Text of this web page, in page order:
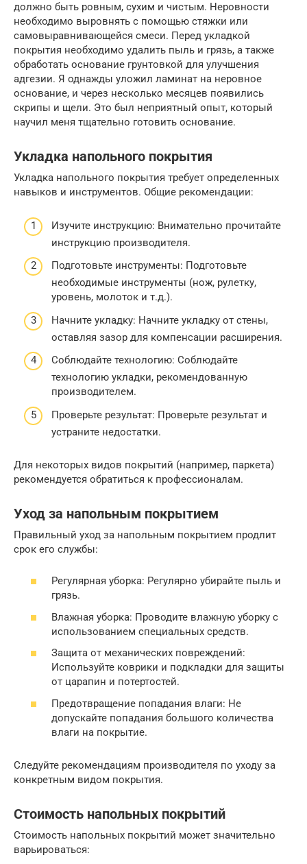
должно быть ровным, сухим и чистым. Неровности
необходимо выровнять с помощью стяжки или
самовыравнивающейся смеси. Перед укладкой
покрытия необходимо удалить пыль и грязь, а также
обработать основание грунтовкой для улучшения
адгезии. Я однажды уложил ламинат на неровное
основание, и через несколько месяцев появились
скрипы и щели. Это был неприятный опыт, который
научил меня тщательно готовить основание.
Укладка напольного покрытия
Укладка напольного покрытия требует определенных
навыков и инструментов. Общие рекомендации:
Изучите инструкцию: Внимательно прочитайте
инструкцию производителя.
Подготовьте инструменты: Подготовьте
необходимые инструменты (нож, рулетку,
уровень, молоток и т.д.).
Начните укладку: Начните укладку от стены,
оставляя зазор для компенсации расширения.
Соблюдайте технологию: Соблюдайте
технологию укладки, рекомендованную
производителем.
Проверьте результат: Проверьте результат и
устраните недостатки.
Для некоторых видов покрытий (например, паркета)
рекомендуется обратиться к профессионалам.
Уход за напольным покрытием
Правильный уход за напольным покрытием продлит
срок его службы:
Регулярная уборка: Регулярно убирайте пыль и
грязь.
Влажная уборка: Проводите влажную уборку с
использованием специальных средств.
Защита от механических повреждений:
Используйте коврики и подкладки для защиты
от царапин и потертостей.
Предотвращение попадания влаги: Не
допускайте попадания большого количества
влаги на покрытие.
Следуйте рекомендациям производителя по уходу за
конкретным видом покрытия.
Стоимость напольных покрытий
Стоимость напольных покрытий может значительно
варьироваться: